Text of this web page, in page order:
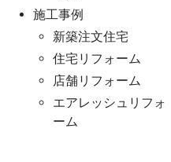
施工事例
新築注文住宅
住宅リフォーム
店舗リフォーム
エアレッシュリフォ
ーム